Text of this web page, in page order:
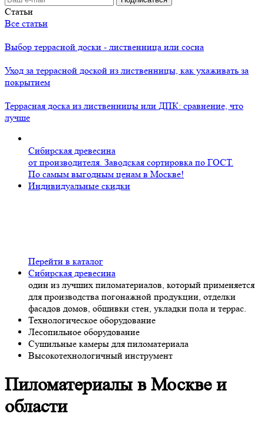
Статьи
Все статьи
Выбор террасной доски - лиственница или сосна
Уход за террасной доской из лиственницы, как ухаживать за
покрытием
Террасная доска из лиственницы или ДПК: сравнение, что
лучше
Сибирская древесина
от производителя. Заводская сортировка по ГОСТ.
По самым выгодным ценам в Москве!
Индивидуальные скидки
Перейти в каталог
Сибирская древесина
один из лучших пиломатериалов, который применяется
для производства погонажной продукции, отделки
фасадов домов, обшивки стен, укладки пола и террас.
Технологическое оборудование
Лесопильное оборудование
Сушильные камеры для пиломатериала
Высокотехнологичный инструмент
Пиломатериалы в Москве и
области